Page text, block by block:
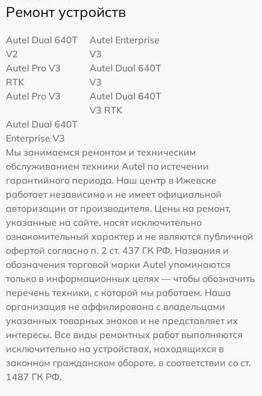
Ремонт устройств
Autel Dual 640T
V2
Autel Enterprise
V3
Autel Pro V3
RTK
Autel Dual 640T
V3
Autel Pro V3
Autel Dual 640T
V3 RTK
Autel Dual 640T
Enterprise V3
Мы занимаемся ремонтом и техническим
обслуживанием техники Autel по истечении
гарантийного периода. Наш центр в Ижевске
работает независимо и не имеет официальной
авторизации от производителя. Цены на ремонт,
указанные на сайте, носят исключительно
ознакомительный характер и не являются публичной
офертой согласно п. 2 ст. 437 ГК РФ. Названия и
обозначения торговой марки Autel упоминаются
только в информационных целях — чтобы обозначить
перечень техники, с которой мы работаем. Наша
организация не аффилирована с владельцами
указанных товарных знаков и не представляет их
интересы. Все виды ремонтных работ выполняются
исключительно на устройствах, находящихся в
законном гражданском обороте, в соответствии со ст.
1487 ГК РФ.